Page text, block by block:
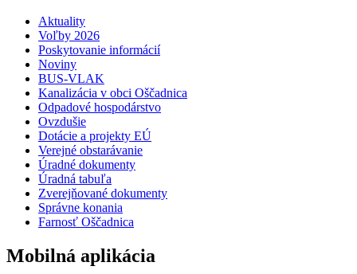
Aktuality
Voľby 2026
Poskytovanie informácií
Noviny
BUS-VLAK
Kanalizácia v obci Oščadnica
Odpadové hospodárstvo
Ovzdušie
Dotácie a projekty EÚ
Verejné obstarávanie
Úradné dokumenty
Úradná tabuľa
Zverejňované dokumenty
Správne konania
Farnosť Oščadnica
Mobilná aplikácia